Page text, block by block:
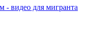
- видео для мигранта